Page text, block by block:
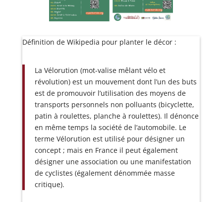
Définition de Wikipedia pour planter le décor :
La Vélorution (mot-valise mêlant vélo et
révolution) est un mouvement dont l’un des buts
est de promouvoir l’utilisation des moyens de
transports personnels non polluants (bicyclette,
patin à roulettes, planche à roulettes). Il dénonce
en même temps la société de l’automobile. Le
terme Vélorution est utilisé pour désigner un
concept ; mais en France il peut également
désigner une association ou une manifestation
de cyclistes (également dénommée masse
critique).